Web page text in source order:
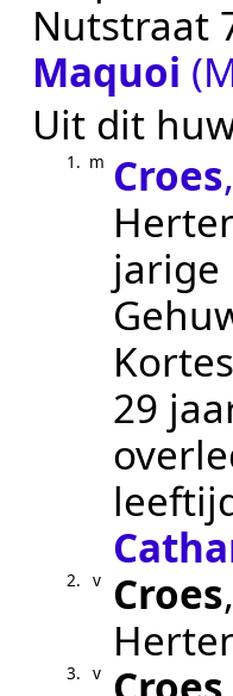
Nutstraat
Maquoi
Uit dit
1. m Croes,
jarige
29
2. v Croes,
3. v